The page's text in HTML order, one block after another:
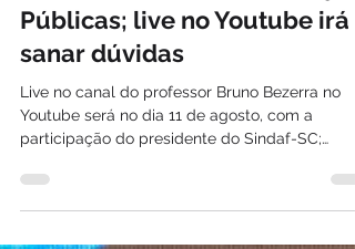
concurso público aumenta
interesse pela carreira de
Auditor Estadual de Finanças
Públicas; live no Youtube irá
sanar dúvidas
Live no canal do professor Bruno Bezerra no
Youtube será no dia 11 de agosto, com a